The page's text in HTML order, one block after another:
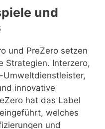
und
und PreZero setzen
Strategien. Interzero,
Umweltdienstleister,
innovative
hat das Label
eingeführt, welches
und